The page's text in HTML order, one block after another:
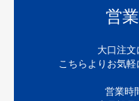
営
大口注文
こちらよりお気軽
営業時